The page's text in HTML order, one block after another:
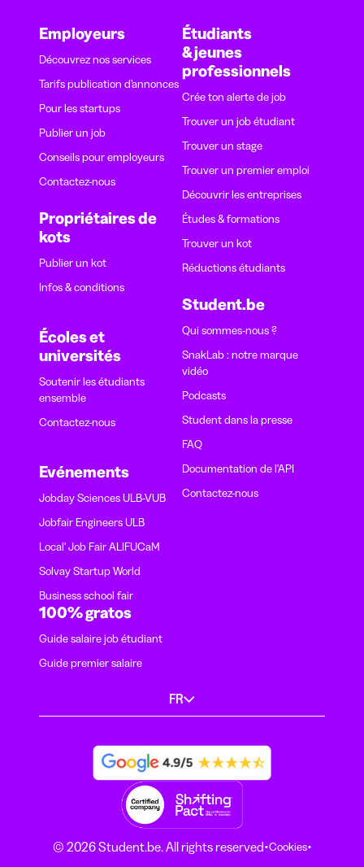
Employeurs
Découvrez nos services
Tarifs publication d’annonces
Pour les startups
Publier un job
Conseils pour employeurs
Contactez-nous
Propriétaires de
kots
Publier un kot
Infos & conditions
Écoles et
universités
Soutenir les étudiants
ensemble
Contactez-nous
Evénements
Jobday Sciences ULB-VUB
Jobfair Engineers ULB
Local' Job Fair ALIFUCaM
Solvay Startup World
Business school fair
Étudiants
& jeunes
professionnels
Crée ton alerte de job
Trouver un job étudiant
Trouver un stage
Trouver un premier emploi
Découvrir les entreprises
Études & formations
Trouver un kot
Réductions étudiants
Student.be
Qui sommes-nous ?
SnakLab : notre marque
vidéo
Podcasts
Student dans la presse
FAQ
Documentation de l'API
Contactez-nous
100% gratos
Guide salaire job étudiant
Guide premier salaire
FR
© 2026 Student.be. All rights reserved·Cookies·